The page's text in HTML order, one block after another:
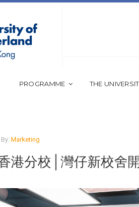
PROGRAMME THE
By: Marketing
港分校│灣仔新校舍